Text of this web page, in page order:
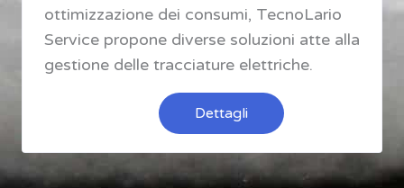
ottimizzazione dei consumi, TecnoLario
Service propone diverse soluzioni atte alla
gestione delle tracciature elettriche.
Dettagli